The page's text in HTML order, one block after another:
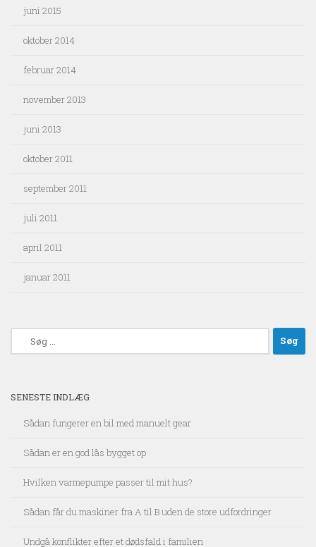
juni 2015
oktober 2014
februar 2014
november 2013
juni 2013
oktober 2011
september 2011
juli 2011
april 2011
januar 2011
efter:
SENESTE INDLÆG
Sådan fungerer en bil med manuelt gear
Sådan er en god lås bygget op
Hvilken varmepumpe passer til mit hus?
Sådan får du maskiner fra A til B uden de store udfordringer
Undgå konflikter efter et dødsfald i familien